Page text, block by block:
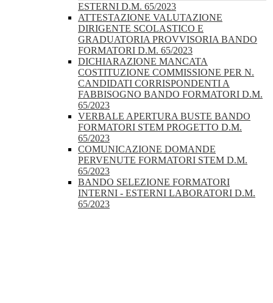
ESTERNI D.M. 65/2023
ATTESTAZIONE VALUTAZIONE
DIRIGENTE SCOLASTICO E
GRADUATORIA PROVVISORIA BANDO
FORMATORI D.M. 65/2023
DICHIARAZIONE MANCATA
COSTITUZIONE COMMISSIONE PER N.
CANDIDATI CORRISPONDENTI A
FABBISOGNO BANDO FORMATORI D.M.
65/2023
VERBALE APERTURA BUSTE BANDO
FORMATORI STEM PROGETTO D.M.
65/2023
COMUNICAZIONE DOMANDE
PERVENUTE FORMATORI STEM D.M.
65/2023
BANDO SELEZIONE FORMATORI
INTERNI - ESTERNI LABORATORI D.M.
65/2023